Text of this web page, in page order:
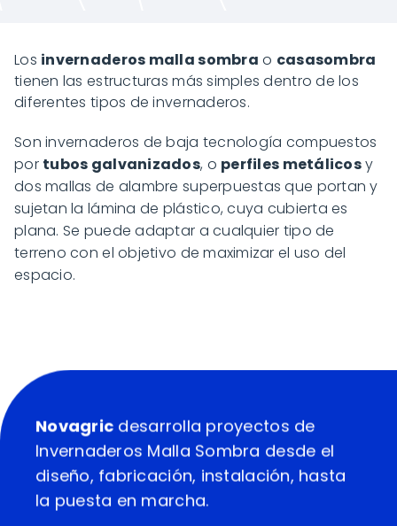
Los invernaderos malla sombra o casasombra
tienen las estructuras más simples dentro de los
diferentes tipos de invernaderos.
Son invernaderos de baja tecnología compuestos
por tubos galvanizados, o perfiles metálicosy
dos mallas de alambre superpuestas que portan y
sujetan la lámina de plástico, cuya cubierta es
plana. Se puede adaptar a cualquier tipo de
terreno con el objetivo de maximizar el uso del
espacio.
Novagric desarrolla proyectos de
Invernaderos Malla Sombra desde el
diseño, fabricación, instalación, hasta
la puesta en marcha.